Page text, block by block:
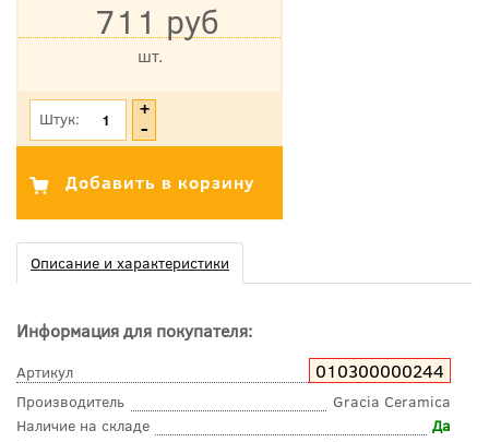
711 руб
шт.
Штук:
Описание и характеристики
Информация для покупателя:
Артикул 010300000244
Производитель
Gracia Ceramica
Наличие на складе
Да